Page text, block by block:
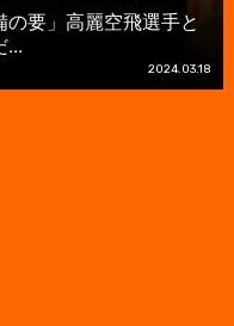
の要」高麗空飛選手と
...
2024.03.18